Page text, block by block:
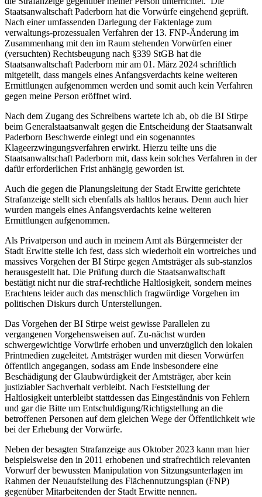
Staatsanwaltschaft Paderborn hat die Vorwürfe eingehend geprüft.
Nach einer umfassenden Darlegung der Faktenlage zum
verwaltungs-prozessualen Verfahren der 13. FNP-Änderung im
Zusammenhang mit den im Raum stehenden Vorwürfen einer
(versuchten) Rechtsbeugung nach §339 StGB hat die
Staatsanwaltschaft Paderborn mir am 01. März 2024 schriftlich
mitgeteilt, dass mangels eines Anfangsverdachts keine weiteren
Ermittlungen aufgenommen werden und somit auch kein Verfahren
gegen meine Person eröffnet wird.
Nach dem Zugang des Schreibens wartete ich ab, ob die BI Stirpe
beim Generalstaatsanwalt gegen die Entscheidung der Staatsanwalt
Paderborn Beschwerde einlegt und ein sogenanntes
Klageerzwingungsverfahren erwirkt. Hierzu teilte uns die
Staatsanwaltschaft Paderborn mit, dass kein solches Verfahren in der
dafür erforderlichen Frist anhängig geworden ist.
Auch die gegen die Planungsleitung der Stadt Erwitte gerichtete
Strafanzeige stellt sich ebenfalls als haltlos heraus. Denn auch hier
wurden mangels eines Anfangsverdachts keine weiteren
Ermittlungen aufgenommen.
Als Privatperson und auch in meinem Amt als Bürgermeister der
Stadt Erwitte stelle ich fest, dass sich wiederholt ein wortreiches und
massives Vorgehen der BI Stirpe gegen Amtsträger als sub-stanzlos
herausgestellt hat. Die Prüfung durch die Staatsanwaltschaft
bestätigt nicht nur die straf-rechtliche Haltlosigkeit, sondern meines
Erachtens leider auch das menschlich fragwürdige Vorgehen im
politischen Diskurs durch Unterstellungen.
Das Vorgehen der BI Stirpe weist gewisse Parallelen zu
vergangenen Vorgehensweisen auf. Zu-nächst wurden
schwergewichtige Vorwürfe erhoben und unverzüglich den lokalen
Printmedien zugeleitet. Amtsträger wurden mit diesen Vorwürfen
öffentlich angegangen, sodass am Ende insbesondere eine
Beschädigung der Glaubwürdigkeit der Amtsträger, aber kein
justiziabler Sachverhalt verbleibt. Nach Feststellung der
Haltlosigkeit unterbleibt stattdessen das Eingeständnis von Fehlern
und gar die Bitte um Entschuldigung/Richtigstellung an die
betroffenen Personen auf dem gleichen Wege der Öffentlichkeit wie
bei der Erhebung der Vorwürfe.
Neben der besagten Strafanzeige aus Oktober 2023 kann man hier
beispielsweise den in 2011 erhobenen und strafrechtlich relevanten
Vorwurf der bewussten Manipulation von Sitzungsunterlagen im
Rahmen der Neuaufstellung des Flächennutzungsplan (FNP)
gegenüber Mitarbeitenden der Stadt Erwitte nennen.